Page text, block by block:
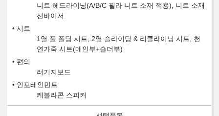
니트 헤드라이닝(A/B/C 필라 니트 소재 적용), 니트 소재
선바이저
시트
1열 풀 폴딩 시트, 2열 슬라이딩 & 리클라이닝 시트, 천
연가죽 시트(메인부+숄더부)
편의
러기지보드
인포테인먼트
케블라콘 스피커